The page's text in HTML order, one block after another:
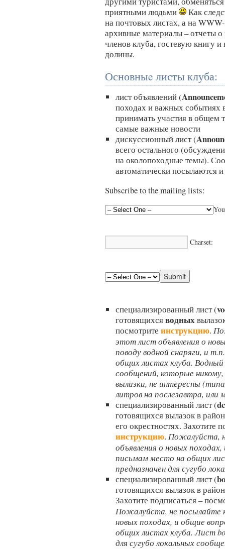
приятными людьми
Как
на почтовых листах, а на
архивные материалы – отчеты
членов клуба, гостевую книгу
долины.
Основныe листы клуба:
лист объявлений (
походах и важных событиях
принимать участия в общем
самые важные новости
дискуссионный лист (
всего остального
на околопоходные темы).
автоматически посылаются
Subscribe to the mailing lists:
Charset:
специализированный лист (
готовящихсяводных
посмотрите инструкцию.
этот лист объявления о
поводу водной снаряги, и
общих листах клуба. Водный
сообщений, которые
вылазки, не интересны
литров на послезавтра,
специализированный лист (dc
готовящихся вылазок в
его окрестностях. Захотите
инструкцию. Пожалуйста,
объявления о новых
письмам место на общих
предназначен для сугубо
специализированный лист (
готовящихся вылазок в
Захотите подписаться –
Пожалуйста, не посылайте
новых походах, и общие
общих листах клуба. Лист
для сугубо локальных